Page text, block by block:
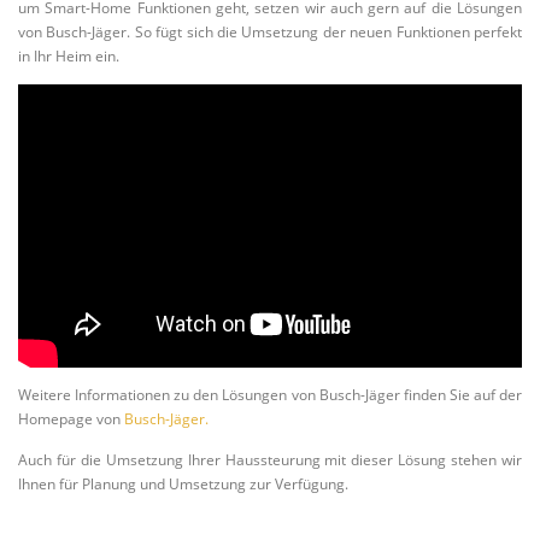
um Smart-Home Funktionen geht, setzen wir auch gern auf die Lösungen
von Busch-Jäger. So fügt sich die Umsetzung der neuen Funktionen perfekt
in Ihr Heim ein.
Weitere Informationen zu den Lösungen von Busch-Jäger finden Sie auf der
Homepage von Busch-Jäger.
Auch für die Umsetzung Ihrer Haussteurung mit dieser Lösung stehen wir
Ihnen für Planung und Umsetzung zur Verfügung.